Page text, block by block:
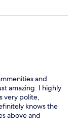
and
amazing. I highly
very polite,
knows the
above and
job guys,